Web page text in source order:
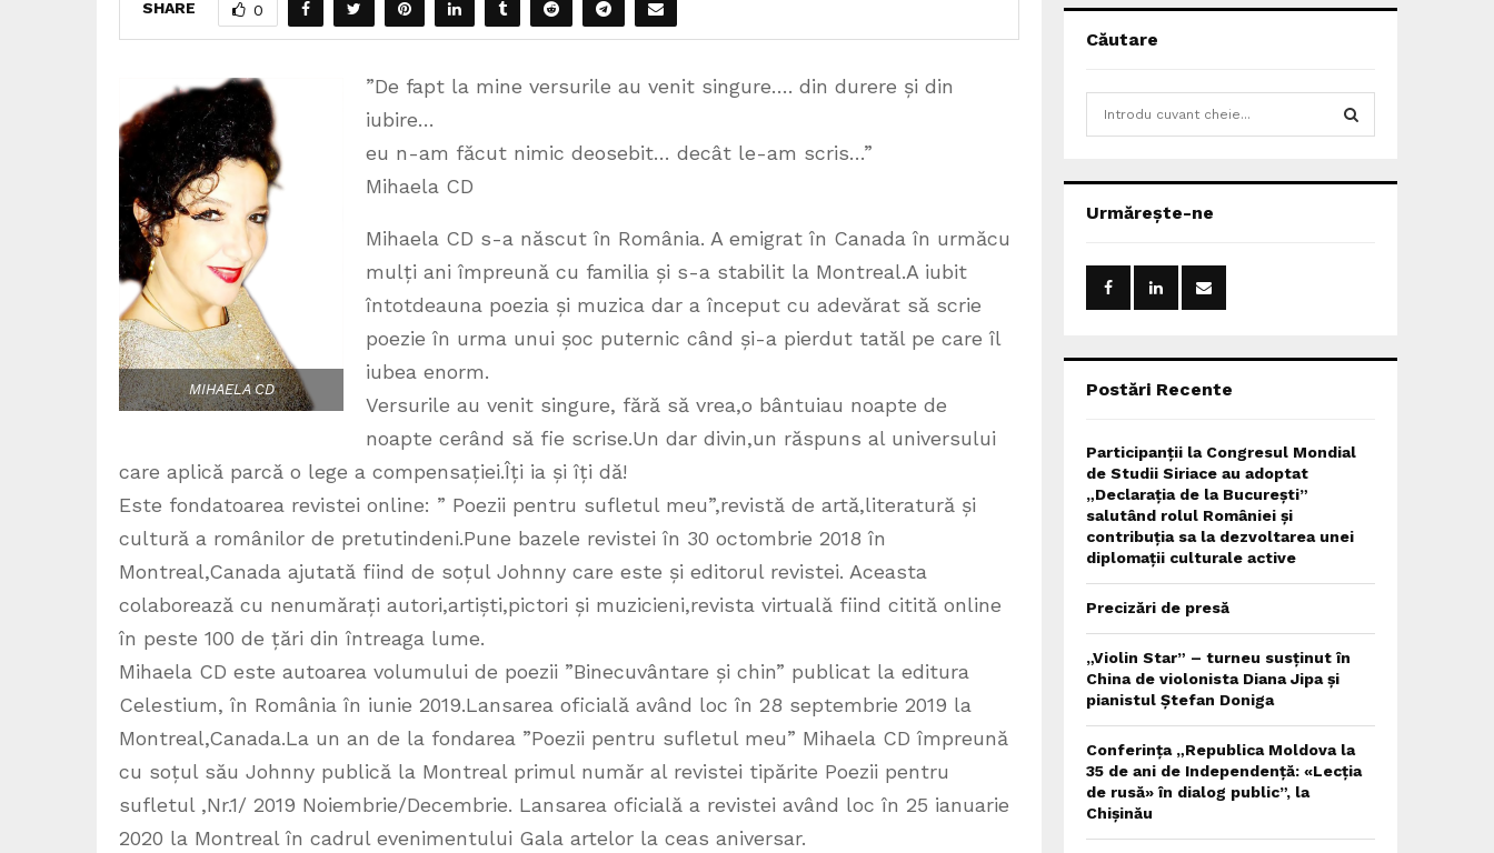
SHARE 0
MIHAELA CD
”De fapt la mine versurile au venit singure…. din durere și din
iubire…
eu n-am făcut nimic deosebit… decât le-am scris…”
Mihaela CD
Mihaela CD s-a născut în România. A emigrat în Canada în urmăcu
mulți ani împreună cu familia și s-a stabilit la Montreal.A iubit
întotdeauna poezia și muzica dar a început cu adevărat să scrie
poezie în urma unui șoc puternic când și-a pierdut tatăl pe care îl
iubea enorm.
Versurile au venit singure, fără să vrea,o bântuiau noapte de
noapte cerând să fie scrise.Un dar divin,un răspuns al universului
care aplică parcă o lege a compensației.Îți ia și îți dă!
Este fondatoarea revistei online: ” Poezii pentru sufletul meu”,revistă de artă,literatură și
cultură a românilor de pretutindeni.Pune bazele revistei în 30 octombrie 2018 în
Montreal,Canada ajutată fiind de soțul Johnny care este și editorul revistei. Aceasta
colaborează cu nenumărați autori,artiști,pictori și muzicieni,revista virtuală fiind citită online
în peste 100 de țări din întreaga lume.
Mihaela CD este autoarea volumului de poezii ”Binecuvântare și chin” publicat la editura
Celestium, în România în iunie 2019.Lansarea oficială având loc în 28 septembrie 2019 la
Montreal,Canada.La un an de la fondarea ”Poezii pentru sufletul meu” Mihaela CD împreună
cu soțul său Johnny publică la Montreal primul număr al revistei tipărite Poezii pentru
sufletul ,Nr.1/ 2019 Noiembrie/Decembrie. Lansarea oficială a revistei având loc în 25 ianuarie
2020 la Montreal în cadrul evenimentului Gala artelor la ceas aniversar.
Căutare
h
o
:
Urmărește-ne
Postări Recente
Participanții la Congresul Mondial
de Studii Siriace au adoptat
„Declarația de la București”
salutând rolul României și
contribuția sa la dezvoltarea unei
diplomații culturale active
Precizări de presă
„Violin Star” – turneu susținut în
China de violonista Diana Jipa și
pianistul Ștefan Doniga
Conferința „Republica Moldova la
35 de ani de Independență: «Lecția
de rusă» în dialog public”, la
Chișinău